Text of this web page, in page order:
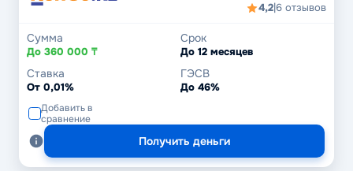
4,2|6 отзывов
Сумма
До 360 000 ₸
Срок
До 12 месяцев
Ставка
От 0,01%
ГЭСВ
До 46%
Добавить в
сравнение
Получить деньги